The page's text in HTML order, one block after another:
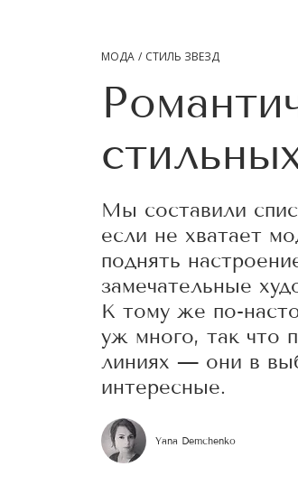
МОДА СТИЛЬ ЗВЕЗД
Мы составили
если не хватает
поднять
замечательные
К тому же по-
уж много, так что
линиях — они в
интересные.
Yana Demchenko